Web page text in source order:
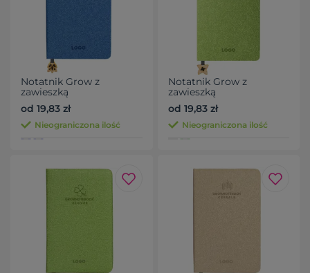
Notatnik Grow z
zawieszką
od 19,83 zł
Nieograniczona ilość
Notatnik Grow z
zawieszką
od 19,83 zł
Nieograniczona ilość